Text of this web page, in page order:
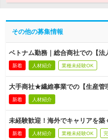
その他の募集情報
ベトナム勤務｜総合商社での【
新着 人材紹介 業種未経験OK
大手商社★繊維事業での【生産
新着 人材紹介
未経験歓迎！海外でキャリアを築
新着 人材紹介 業種未経験OK